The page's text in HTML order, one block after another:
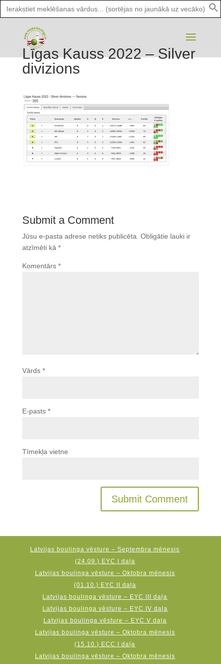
Search
for:
Līgas Kauss 2022 – Silver
divizions
Submit a Comment
Jūsu e-pasta adrese netiks publicēta. Obligātie lauki ir
atzīmēti kā *
Komentārs *
Vārds *
E-pasts *
Tīmekļa vietne
Latvijas boulinga vēsture – Septembra mēnesis
(24.09.) EYC I daļa
Latvijas boulinga vēsture – Oktobra mēnesis
(01.10.) EYC II daļa
Latvijas boulinga vēsture – EYC III daļa
Latvijas boulinga vēsture – EYC IV daļa
Latvijas boulinga vēsture – EYC V daļa
Latvijas boulinga vēsture – Oktobra mēnesis
(15.10.) ECC I daļa
Latvijas boulinga vēsture – Oktobra mēnesis